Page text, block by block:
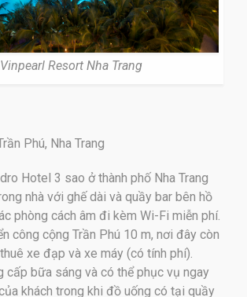
Vinpearl Resort Nha Trang
Phú, Nha Trang
Hotel 3 sao ở thành phố Nha Trang
nhà với ghế dài và quầy bar bên hồ
phòng cách âm đi kèm Wi-Fi miễn phí.
công cộng Trần Phú 10 m, nơi đây còn
xe đạp và xe máy (có tính phí).
cấp bữa sáng và có thể phục vụ ngay
khách trong khi đồ uống có tại quầy